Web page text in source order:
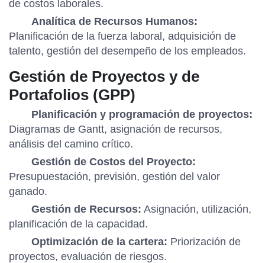
de costos laborales.
Analítica de Recursos Humanos:
Planificación de la fuerza laboral, adquisición de
talento, gestión del desempeño de los empleados.
Gestión de Proyectos y de
Portafolios (GPP)
Planificación y programación de proyectos:
Diagramas de Gantt, asignación de recursos,
análisis del camino crítico.
Gestión de Costos del Proyecto:
Presupuestación, previsión, gestión del valor
ganado.
Gestión de Recursos: Asignación, utilización,
planificación de la capacidad.
Optimización de la cartera: Priorización de
proyectos, evaluación de riesgos.